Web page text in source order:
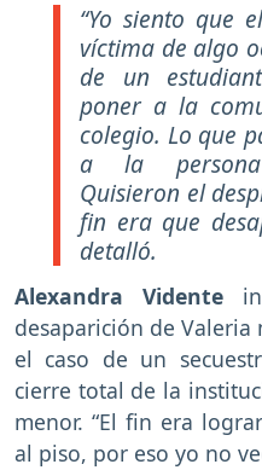
“Yo siento que
víctima de algo
de un
poner a la
colegio. Lo que
a la persona
Quisieron el
fin era que
detalló.
Alexandra Vidente
desaparición de Valeria
el caso de un
cierre total de la
menor. “El fin era
al piso, por eso yo no